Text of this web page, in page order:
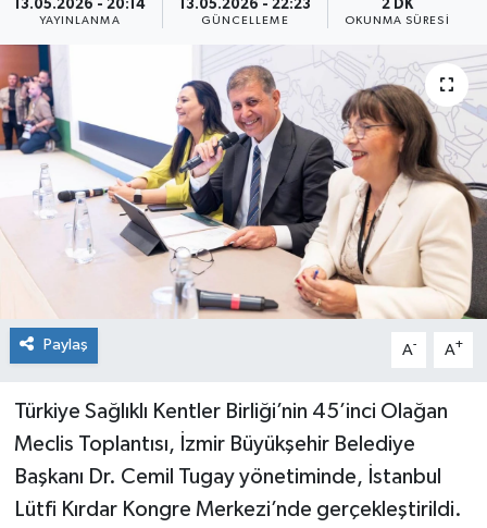
13.05.2026 - 20:14
YAYINLANMA
13.05.2026 - 22:23
GÜNCELLEME
2 DK
OKUNMA SÜRESI
Paylaş A- A+
Türkiye Sağlıklı Kentler Birliği’nin 45’inci Olağan
Meclis Toplantısı, İzmir Büyükşehir Belediye
Başkanı Dr. Cemil Tugay yönetiminde, İstanbul
Lütfi Kırdar Kongre Merkezi’nde gerçekleştirildi.